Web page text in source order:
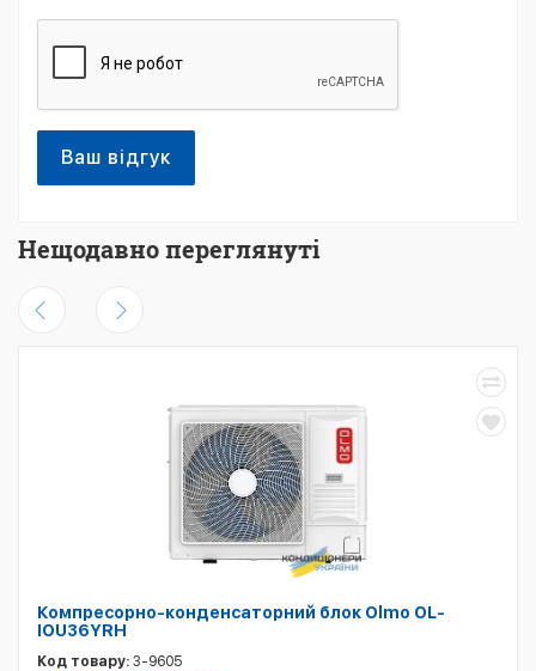
Ваш відгук
Нещодавно переглянуті
Компресорно-конденсаторний блок Olmo OL-
IOU36YRH
Код товару: 3-9605